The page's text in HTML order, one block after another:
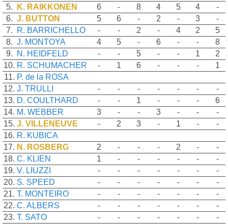
5.
K. RAIKKONEN 6 - 8 4 5 4
-
6. J. BUTTON 5 6 - 2 - 3
-
7.
R. BARRICHELLO - - 2 - 4 2
5
8. J. MONTOYA 4 5 - 6 - -
8
9.
N. HEIDFELD - - 5 - - 1
2
10. R. SCHUMACHER - 1 6 - - -
1
11. P. de la ROSA
12. J. TRULLI - - - - - -
-
13. D. COULTHARD - - 1 - - -
6
14. M. WEBBER 3 - - 3 - -
-
15. J. VILLENEUVE - 2 3 - 1 -
-
16. R. KUBICA
17. N. ROSBERG 2 - - - 2 -
-
18. C. KLIEN 1 - - - - -
-
19. V. LIUZZI - - - - - -
-
20. S. SPEED - - - - - -
-
21. T. MONTEIRO - - - - - -
-
22. C. ALBERS - - - - - -
-
23. T. SATO - - - - - -
-